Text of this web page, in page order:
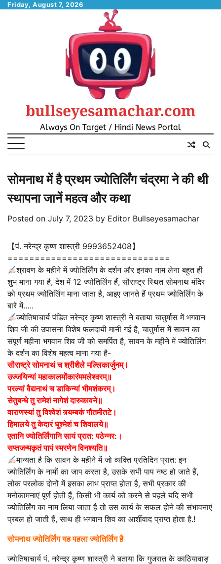
SkipFriday, August 7, 2026
bullseyesamachar.com
Always On Target / Hindi News Portal
सोमनाथ में है प्रथम ज्योतिर्लिंग चंद्रमा ने की थी
स्थापना जानें महत्व और कथा
Posted on July 7, 2023 by Editor Bullseyesamachar
【पं. नरेन्द्र कृष्ण शास्त्री 9993652408】
==============================
श्रावण के महीने में ज्योतिर्लिंग के दर्शन और इनका नाम लेना बहुत ही
शुभ माना गया है, देश में 12 ज्योतिर्लिंग हैं, सौराष्ट्र स्थित सोमनाथ मंदिर
को प्रथम ज्योतिर्लिंग माना जाता है, आइए जानते हैं प्रथम ज्योतिर्लिंग के
बारे में…..
ज्योतिषाचार्य पंडित नरेन्द्र कृष्ण शास्त्री ने बताया चातुर्मास में भगवान
शिव जी की उपासना विशेष फलदायी मानी गई है, चातुर्मास में सावन का
संपूर्ण महीना भगवान शिव जी को समर्पित है, सावन के महीने में ज्योतिर्लिंग
के दर्शन का विशेष महत्व माना गया है-
सौराष्ट्रे सोमनाथं च श्रीशैले मल्लिकार्जुनम्।
उज्जयिन्यां महाकालमोंकारंममलेश्वरम्॥
परल्यां वैद्यनाथं च डाकिन्यां भीमशंकरम्।
सेतुबन्धे तु रामेशं नागेशं दारुकावने॥
वाराणस्यां तु विश्वेशं त्र्यम्बकं गौतमीतटे।
हिमालये तु केदारं घुश्मेशं च शिवालये॥
एतानि ज्योतिर्लिंगानि सायं प्रात: पठेन्नर:।
सप्तजन्मकृतं पापं स्मरणेन विनश्यति॥
मान्यता है कि सावन के महीने में जो व्यक्ति प्रतिदिन प्रात: इन
ज्योतिर्लिंग के नामों का जाप करता है, उसके सभी पाप नष्ट हो जाते हैं,
लोक परलोक दोनों में इसका लाभ प्राप्त होता है, सभी प्रकार की
मनोकामनाएं पूर्ण होती हैं, किसी भी कार्य को करने से पहले यदि सभी
ज्योतिर्लिंग का नाम लिया जाता है तो उस कार्य के सफल होने की संभावनाएं
प्रबल हो जाती हैं, साथ ही भगवान शिव का आर्शीवाद प्राप्त होता है.!
सोमनाथ ज्योतिर्लिंग यह पहला ज्योतिर्लिंग है
ज्योतिषाचार्य पं. नरेन्द्र कृष्ण शास्त्री ने बताया कि गुजरात के काठियावाड़